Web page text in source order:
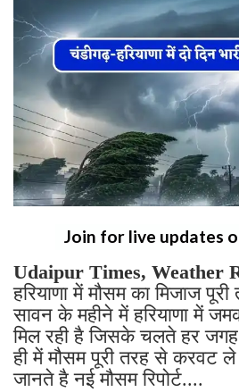
Join for live updates
Udaipur Times, Weather
हरियाणा में मौसम का मिजाज
सावन के महीने में हरियाणा में
मिल रही है जिसके चलते हर जगह
ही में मौसम पूरी तरह से करवट
जानते है नई मौसम रिपोर्ट....